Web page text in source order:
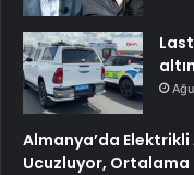
Almanya’da
Ucuzluyor, Ortalama